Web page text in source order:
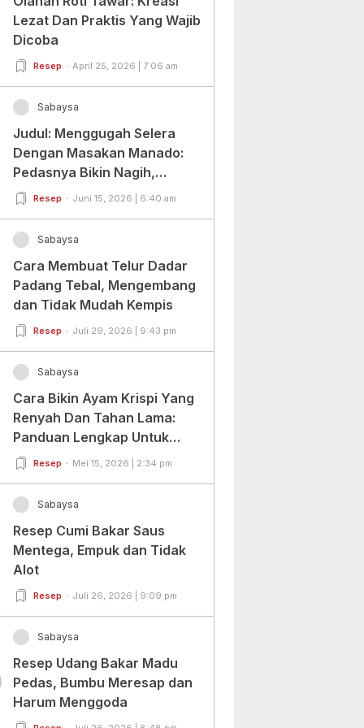
Lezat Dan Praktis Yang Wajib
Dicoba
Resep April 25, 2026 | 7:06 am
Sabaysa
Judul: Menggugah Selera
Dengan Masakan Manado:
Pedasnya Bikin Nagih,
Ragamnya Bikin Ketagihan!
Resep Juni 15, 2026 | 6:40 am
Sabaysa
Cara Membuat Telur Dadar
Padang Tebal, Mengembang
dan Tidak Mudah Kempis
Resep Juli 29, 2026 | 9:43 pm
Sabaysa
Cara Bikin Ayam Krispi Yang
Renyah Dan Tahan Lama:
Panduan Lengkap Untuk
Pemula Dan Profesional
Resep Mei 15, 2026 | 2:34 pm
Sabaysa
Resep Cumi Bakar Saus
Mentega, Empuk dan Tidak
Alot
Resep Juli 26, 2026 | 9:09 pm
Sabaysa
Resep Udang Bakar Madu
Pedas, Bumbu Meresap dan
Harum Menggoda